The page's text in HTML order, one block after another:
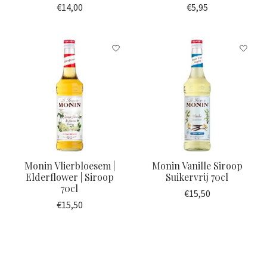
€14,00 €5,95
Monin Vlierbloesem |
Elderflower | Siroop
70cl
€15,50
Monin Vanille Siroop
Suikervrij 70cl
€15,50